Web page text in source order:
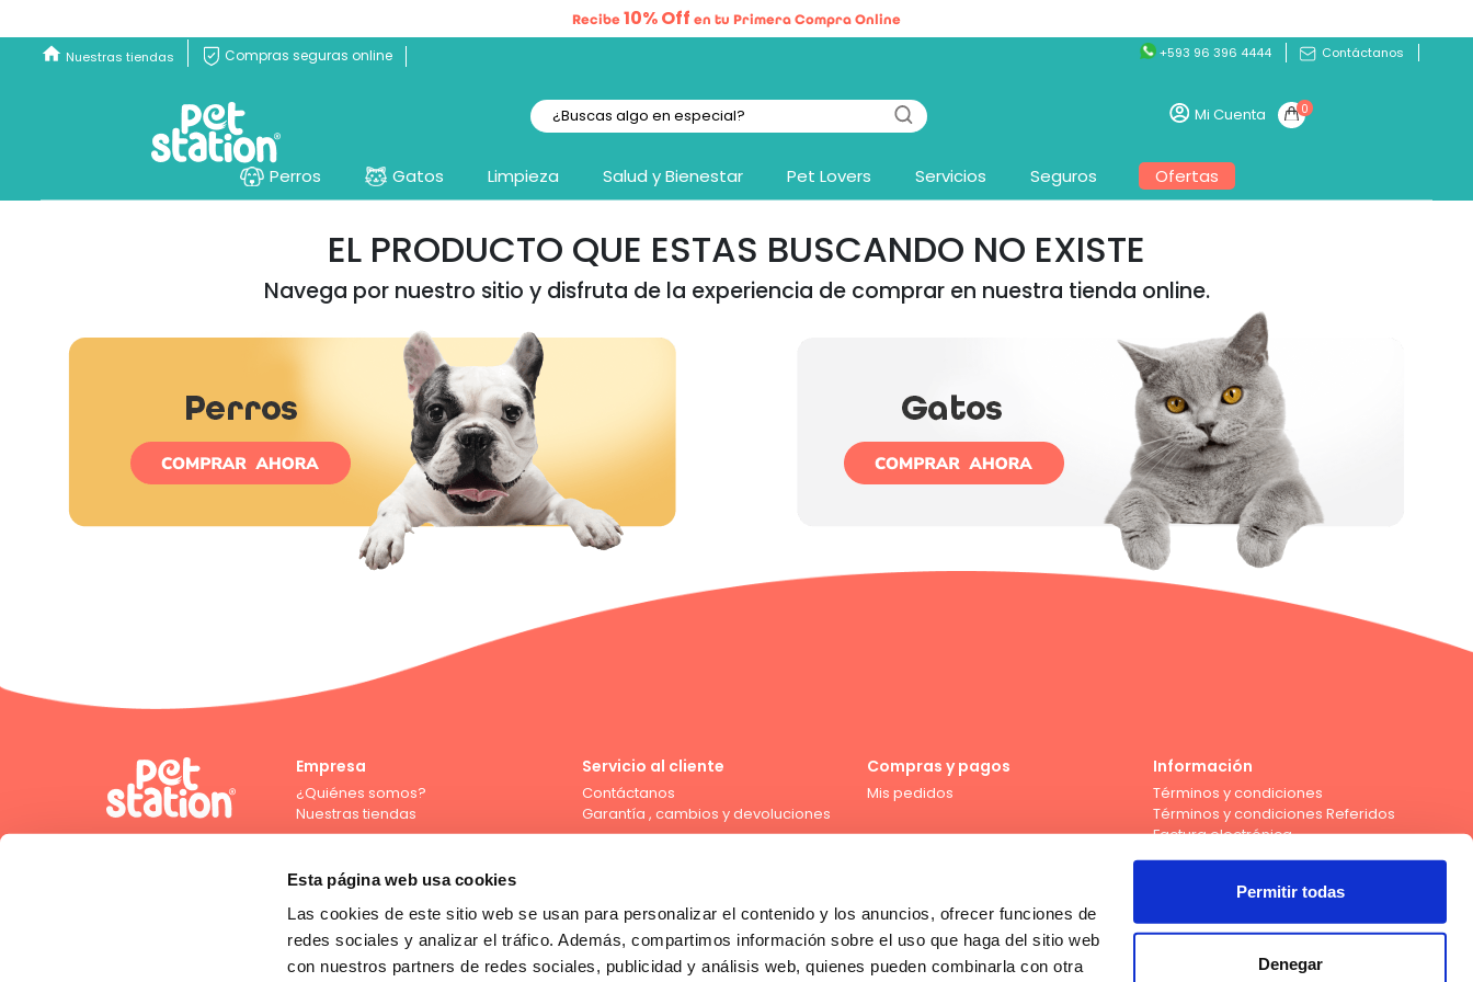
Esta página web usa cookies
Las cookies de este sitio web se usan para personalizar el contenido y los anuncios, ofrecer funciones de
redes sociales y analizar el tráfico. Además, compartimos información sobre el uso que haga del sitio web
con nuestros partners de redes sociales, publicidad y análisis web, quienes pueden combinarla con otra
Permitir todas
Denegar
Recibe10% Off en tu Primera Compra Online
Nuestras tiendas Compras seguras online +593 96 396 4444 Contáctanos
Mi Cuenta 0
Perros Gatos Limpieza Salud y Bienestar Pet Lovers Servicios Seguros Ofertas
EL PRODUCTO QUE ESTAS BUSCANDO NO EXISTE
Navega por nuestro sitio y disfruta de la experiencia de comprar en nuestra tienda online.
Empresa
¿Quiénes somos?
Nuestras tiendas
Servicio al cliente
Contáctanos
Garantía , cambios y devoluciones
Compras y pagos
Mis pedidos
Información
Términos y condiciones
Términos y condiciones Referidos
Factura electrónica
Compra con tarjeta de crédito Compra con tarjeta de débito de los bancos